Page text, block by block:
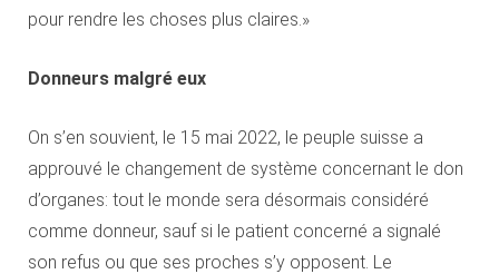
pour rendre les choses plus claires.»
Donneurs malgré eux
On s’en souvient, le 15 mai 2022, le peuple suisse a
approuvé le changement de système concernant le don
d’organes: tout le monde sera désormais considéré
comme donneur, sauf si le patient concerné a signalé
son refus ou que ses proches s’y opposent. Le